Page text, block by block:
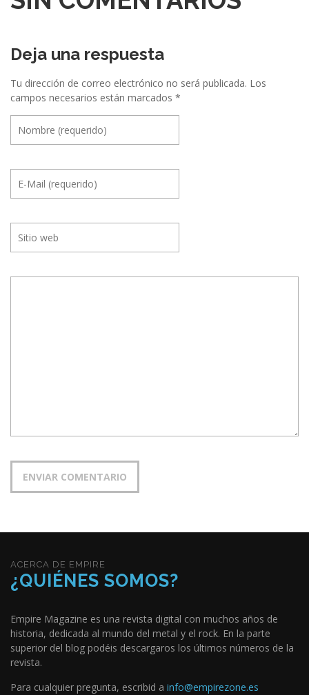
n
n
t
E
v
e
n
t
Deja una respuesta
Tu dirección de correo electrónico no será publicada. Los
campos necesarios están marcados *
ACERCA DE EMPIRE
¿QUIÉNES SOMOS?
Empire Magazine es una revista digital con muchos años de
historia, dedicada al mundo del metal y el rock. En la parte
superior del blog podéis descargaros los últimos números de la
revista.
Para cualquier pregunta, escribid a info@empirezone.es